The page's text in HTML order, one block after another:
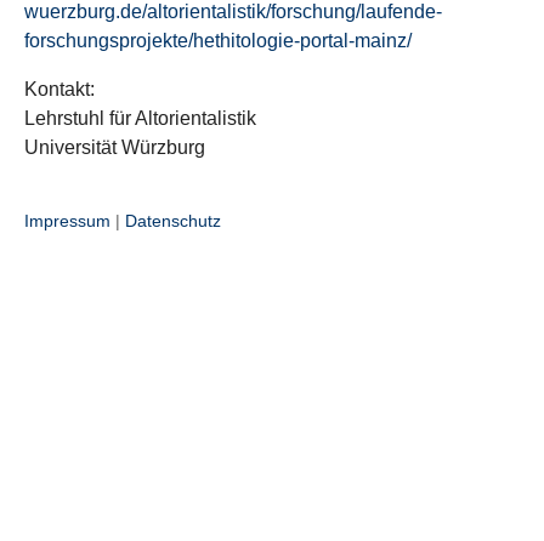
wuerzburg.de/altorientalistik/forschung/laufende-
forschungsprojekte/hethitologie-portal-mainz/
Kontakt:
Lehrstuhl für Altorientalistik
Universität Würzburg
Impressum | Datenschutz